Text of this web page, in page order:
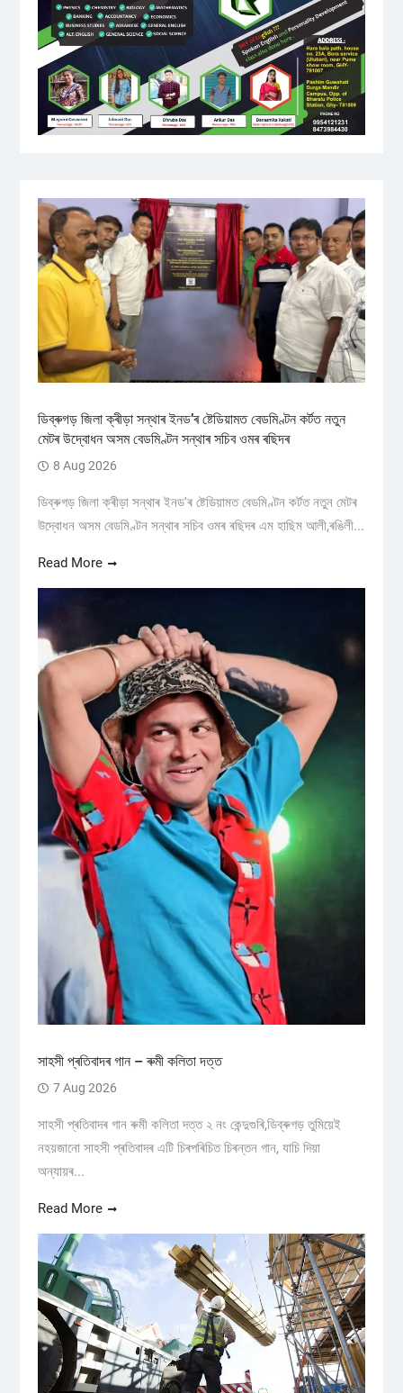
ডিব্ৰুগড় জিলা ক্ৰীড়া সন্থাৰ ইনড’ৰ ষ্টেডিয়ামত বেডমিণ্টন কৰ্টত নতুন
মেটৰ উদ্বোধন অসম বেডমিণ্টন সন্থাৰ সচিব ওমৰ ৰছিদৰ
8 Aug 2026
ডিব্ৰুগড় জিলা ক্ৰীড়া সন্থাৰ ইনড'ৰ ষ্টেডিয়ামত বেডমিণ্টন কৰ্টত নতুন মেটৰ
উদ্বোধন অসম বেডমিণ্টন সন্থাৰ সচিব ওমৰ ৰছিদৰ এম হাছিম আলী,ৰঙিলী...
Read More
সাহসী প্ৰতিবাদৰ গান – ৰুমী কলিতা দত্ত
7 Aug 2026
সাহসী প্ৰতিবাদৰ গান ৰুমী কলিতা দত্ত ২ নং কেন্দুগুৰি,ডিব্ৰুগড় তুমিয়েই
নহয়জানো সাহসী প্ৰতিবাদৰ এটি চিৰপৰিচিত চিৰন্তন গান, যাচি দিয়া
অন্যায়ৰ...
Read More